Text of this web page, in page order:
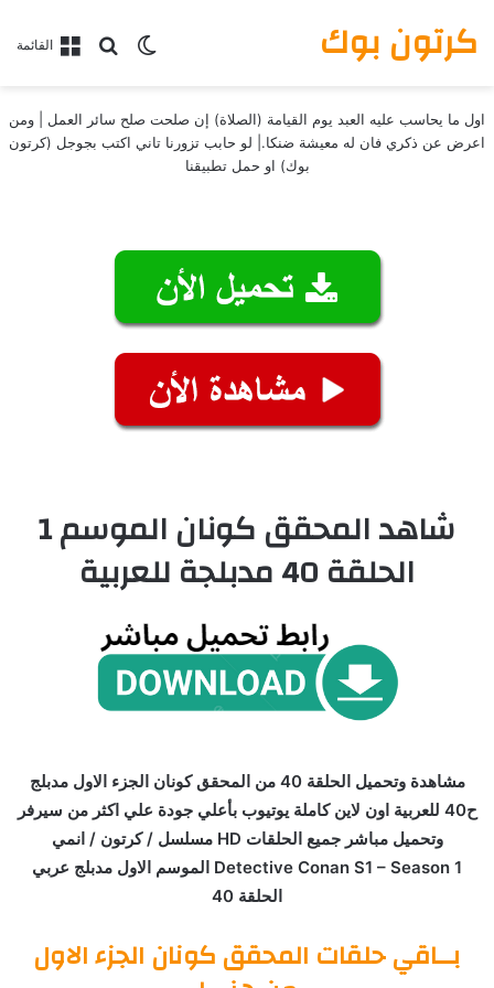
القائمةبحث عن
الوضع المظلم كرتون بوك
اول ما يحاسب عليه العبد يوم القيامة (الصلاة) إن صلحت صلح سائر العمل | ومن
اعرض عن ذكري فان له معيشة ضنكا.| لو حابب تزورنا تاني اكتب بجوجل (كرتون
بوك) او حمل تطبيقنا
شاهد المحقق كونان الموسم 1
الحلقة 40 مدبلجة للعربية
مشاهدة وتحميل الحلقة 40 من المحقق كونان الجزء الاول مدبلج
ح40 للعربية اون لاين كاملة يوتيوب بأعلي جودة علي اكثر من سيرفر
وتحميل مباشر جميع الحلقات HD مسلسل / كرتون / انمي
Detective Conan S1 – Season 1 الموسم الاول مدبلج عربي
الحلقة 40
بــاقي حلقات المحقق كونان الجزء الاول